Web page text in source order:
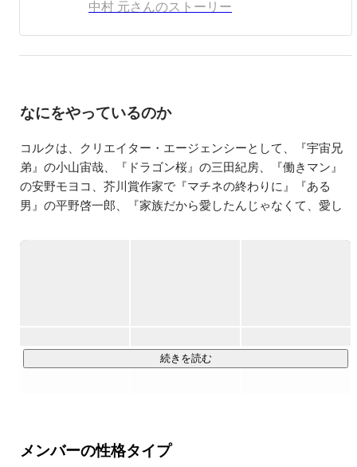
し、経営者向けコンサルティングや新規事業プロデュース
を行う。
中村 元さんのストーリー
なにをやっているのか
コルクは、クリエイター・エージェンシーとして、『宇宙兄
弟』の小山宙哉、『ドラゴン桜』の三田紀房、『働きマン』
の安野モヨコ、芥川賞作家で『マチネの終わりに』『ある
男』の平野啓一郎、『家族だから愛したんじゃなくて、愛し
画家・小説家・作家らクリエイターとエージェント契約を結
続きを読む
メンバーの性格タイプ